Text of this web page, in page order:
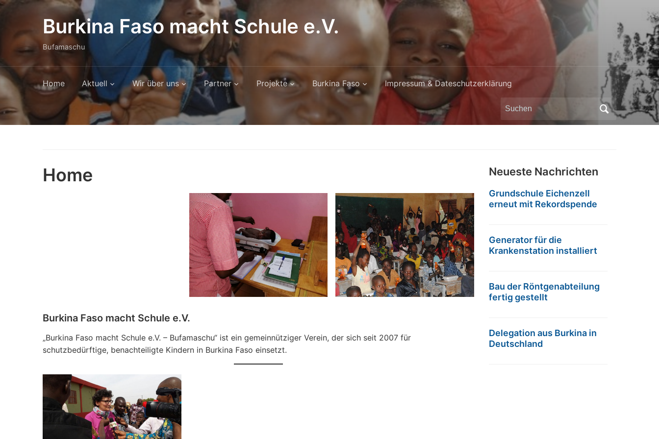
Burkina Faso macht Schule e.V.
Bufamaschu
Home Aktuell Wir über uns Partner Projekte Burkina Faso Impressum & Dateschutzerklärung
Search
for:
Home
Burkina Faso macht Schule e.V.
„Burkina Faso macht Schule e.V. – Bufamaschu“ ist ein gemeinnütziger Verein, der sich seit 2007 für
schutzbedürftige, benachteiligte Kindern in Burkina Faso einsetzt.
Neueste Nachrichten
Grundschule Eichenzell
erneut mit Rekordspende
Generator für die
Krankenstation installiert
Bau der Röntgenabteilung
fertig gestellt
Delegation aus Burkina in
Deutschland